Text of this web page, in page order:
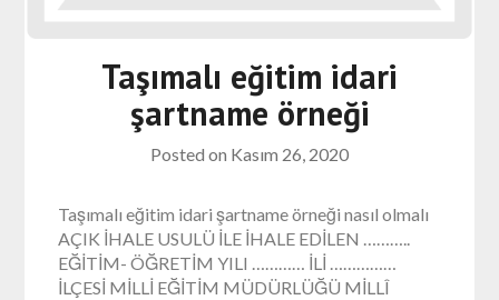
Taşımalı eğitim idari
şartname örneği
Posted on Kasım 26, 2020
Taşımalı eğitim idari şartname örneği nasıl olmalı
AÇIK İHALE USULÜ İLE İHALE EDİLEN ………..
EĞİTİM- ÖĞRETİM YILI ………… İLİ ……………
İLÇESİ MİLLİ EĞİTİM MÜDÜRLÜĞÜ MİLLÎ